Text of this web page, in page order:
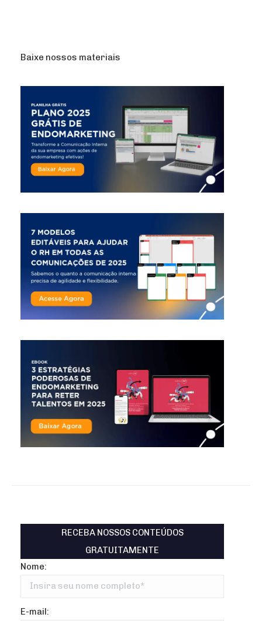
Baixe nossos materiais
RECEBA NOSSOS CONTEÚDOS
GRATUITAMENTE
Nome:
E-mail: